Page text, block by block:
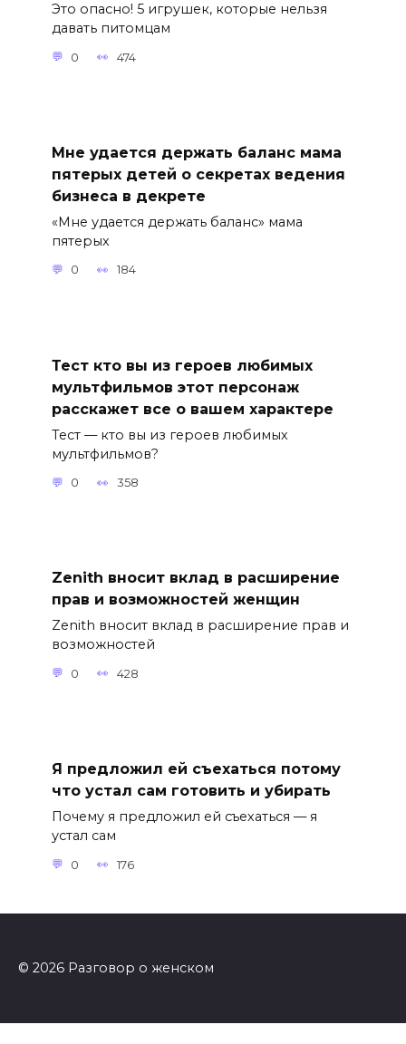
Это опасно! 5 игрушек, которые нельзя
давать питомцам
0 474
Мне удается держать баланс мама
пятерых детей о секретах ведения
бизнеса в декрете
«Мне удается держать баланс» мама
пятерых
0 184
Тест кто вы из героев любимых
мультфильмов этот персонаж
расскажет все о вашем характере
Тест — кто вы из героев любимых
мультфильмов?
0 358
Zenith вносит вклад в расширение
прав и возможностей женщин
Zenith вносит вклад в расширение прав и
возможностей
0 428
Я предложил ей съехаться потому
что устал сам готовить и убирать
Почему я предложил ей съехаться — я
устал сам
0 176
© 2026 Разговор о женском